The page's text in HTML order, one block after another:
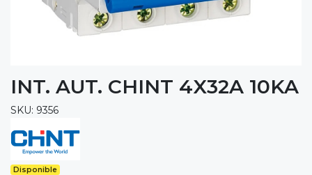
INT. AUT. CHINT 4X32A 10KA
SKU: 9356
Disponible